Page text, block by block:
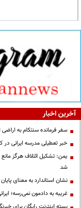
آخرین اخبار
سفر فرمانده سنتکام به
خبر تعطیلی مدرسه ایرانی
یمن: تشکیل ائتلاف هرگز
شد
نشان استاندارد به معنای
غریبه به دادمون نمی‌رسه؛